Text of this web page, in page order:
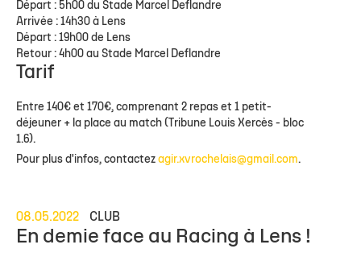
Départ : 5h00 du Stade Marcel Deflandre
Arrivée : 14h30 à Lens
Départ : 19h00 de Lens
Retour : 4h00 au Stade Marcel Deflandre
Tarif
Entre 140€ et 170€, comprenant 2 repas et 1 petit-
déjeuner + la place au match (Tribune Louis Xercès - bloc
1.6).
Pour plus d'infos, contactez agir.xvrochelais@gmail.com.
08.05.2022 CLUB
En demie face au Racing à Lens !